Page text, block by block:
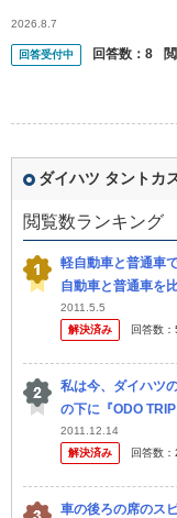
家族です。 もう1台ヴ
2026.8.7
回答受付中 回答数： 8
ダイハツ タントカ
閲覧数ランキング
軽自動車と普通車
自動車と普通車を
えずおいといて、
ました。 現
2011.5.5
解決済み
回答数：
私は今、ダイハツ
の下に『ODO
か？ 赤くランプが
うか？？
2011.12.14
解決済み
回答数：
車の後ろの席のス